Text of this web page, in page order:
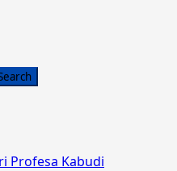
Profesa Kabudi